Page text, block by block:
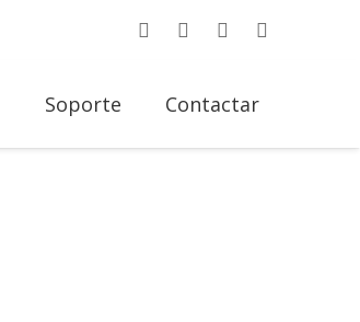
Soporte Contactar